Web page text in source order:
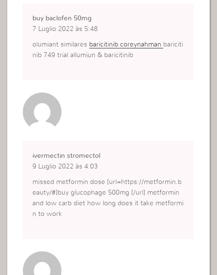
buy baclofen 50mg
7 Luglio 2022 às 5:48
olumiant similares baricitinib coreynahman bariciti
nib 749 trial allumiun & baricitinib
ivermectin stromectol
9 Luglio 2022 às 4:03
missed metformin dose [url=https://metformin.b
eauty/#]buy glucophage 500mg [/url] metformin
and low carb diet how long does it take metformi
n to work